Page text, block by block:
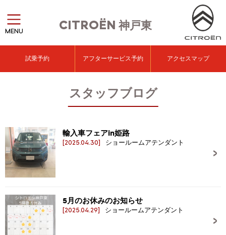
CITROËN神戸東
MENU
試乗予約 アフターサービス予約 アクセスマップ
スタッフブログ
輸入車フェアin姫路
[2025.04.30] ショールームアテンダント
5月のお休みのお知らせ
[2025.04.29] ショールームアテンダント